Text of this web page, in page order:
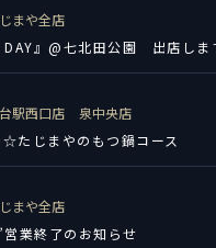
まや全店
DAY』@七北田公園 出店しま
駅西口店
泉中央店
たじまやのもつ鍋コース
まや全店
業終了のお知らせ